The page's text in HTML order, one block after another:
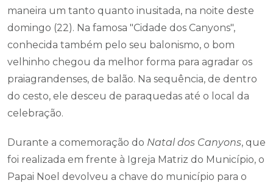
maneira um tanto quanto inusitada, na noite deste
domingo (22). Na famosa "Cidade dos Canyons",
conhecida também pelo seu balonismo, o bom
velhinho chegou da melhor forma para agradar os
praiagrandenses, de balão. Na sequência, de dentro
do cesto, ele desceu de paraquedas até o local da
celebração.
Durante a comemoração do Natal dos Canyons, que
foi realizada em frente à Igreja Matriz do Município, o
Papai Noel devolveu a chave do município para o